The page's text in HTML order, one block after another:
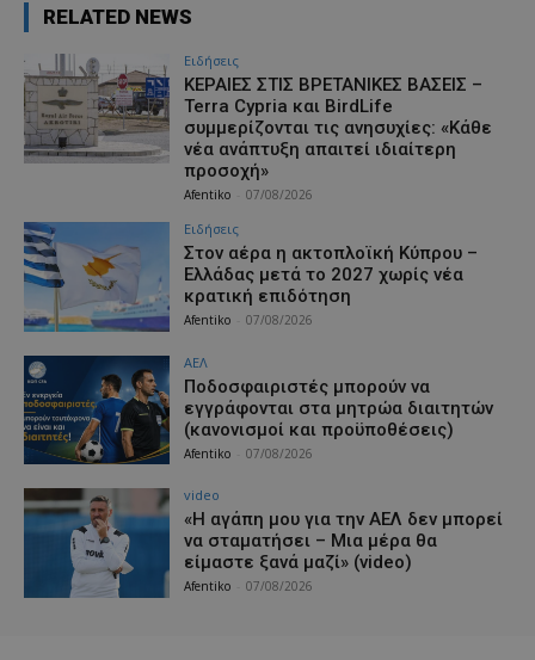
RELATED NEWS
Ειδήσεις
ΚΕΡΑΙΕΣ ΣΤΙΣ ΒΡΕΤΑΝΙΚΕΣ ΒΑΣΕΙΣ –
Terra Cypria και BirdLife
συμμερίζονται τις ανησυχίες: «Κάθε
νέα ανάπτυξη απαιτεί ιδιαίτερη
προσοχή»
Afentiko 07/08/2026
Ειδήσεις
Στον αέρα η ακτοπλοϊκή Κύπρου –
Ελλάδας μετά το 2027 χωρίς νέα
κρατική επιδότηση
Afentiko 07/08/2026
ΑΕΛ
Ποδοσφαιριστές μπορούν να
εγγράφονται στα μητρώα διαιτητών
(κανονισμοί και προϋποθέσεις)
Afentiko 07/08/2026
video
«Η αγάπη μου για την ΑΕΛ δεν μπορεί
να σταματήσει – Μια μέρα θα
είμαστε ξανά μαζί» (video)
Afentiko 07/08/2026